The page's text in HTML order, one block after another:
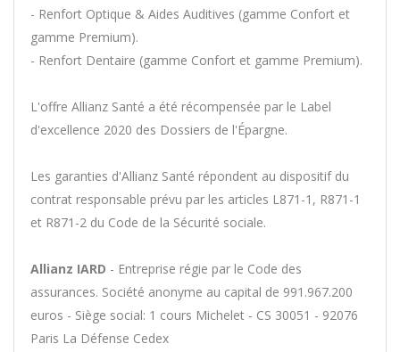
- Renfort Optique & Aides Auditives (gamme Confort et
gamme Premium).
- Renfort Dentaire (gamme Confort et gamme Premium).
L'offre Allianz Santé a été récompensée par le Label
d'excellence 2020 des Dossiers de l'Épargne.
Les garanties d'Allianz Santé répondent au dispositif du
contrat responsable prévu par les articles L871-1, R871-1
et R871-2 du Code de la Sécurité sociale.
Allianz IARD - Entreprise régie par le Code des
assurances. Société anonyme au capital de 991.967.200
euros - Siège social: 1 cours Michelet - CS 30051 - 92076
Paris La Défense Cedex